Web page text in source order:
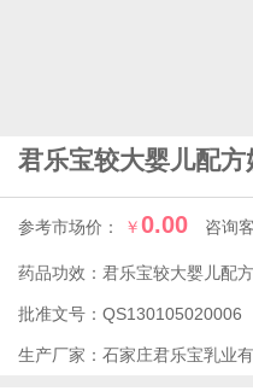
君乐宝较大婴儿配
参考市场价： ￥0.00 咨询
药品功效：
批准文号： QS130105020006
生产厂家： 石家庄君乐宝乳业